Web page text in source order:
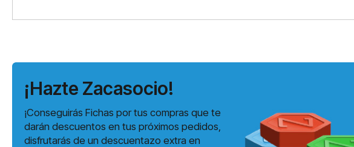
¡Hazte Zacasocio!
¡Conseguirás Fichas por tus compras que te
darán descuentos en tus próximos pedidos,
disfrutarás de un descuentazo extra en